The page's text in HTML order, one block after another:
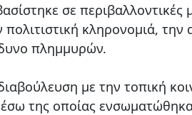
σε περιβαλλοντικές
κληρονομιά, την
πλημμυρών.
με την τοπική
της οποίας